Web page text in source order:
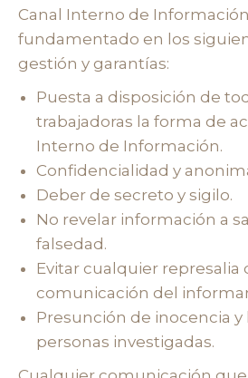
Canal Interno de
fundamentado en los
gestión y garantías:
Puesta a disposición de
trabajadoras la forma de
Interno de Información.
Confidencialidad y
Deber de secreto y sigilo.
No revelar información a
falsedad.
Evitar cualquier represalia
comunicación del
Presunción de inocencia y
personas investigadas.